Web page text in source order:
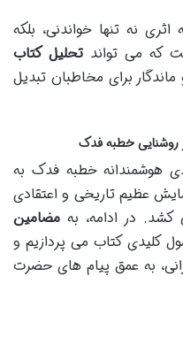
نه تنها خواندنی، بلکه
که می تواند تحلیل کتاب
برای مخاطبان تبدیل
خطبه فدک
هوشمندانه خطبه فدک به
عظیم تاریخی و اعتقادی
در ادامه، به مضامین
کلیدی کتاب می پردازیم و
به عمق پیام های حضرت